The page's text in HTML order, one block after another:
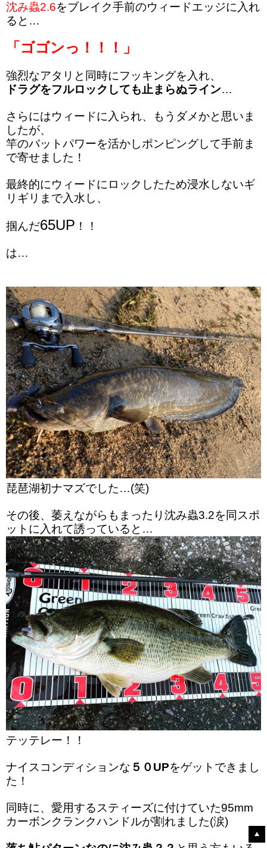
沈み蟲2.6をブレイク手前のウィードエッジに入れ
ると…
「ゴゴンっ！！！」
強烈なアタリと同時にフッキングを入れ、
ドラグをフルロックしても止まらぬライン…
さらにはウィードに入られ、もうダメかと思いま
したが、
竿のバットパワーを活かしポンピングして手前ま
で寄せました！
最終的にウィードにロックしたため浸水しないギ
リギリまで入水し、
掴んだ65UP ！！
は…
琵琶湖初ナマズでした…(笑)
その後、 萎えながらもまったり沈み蟲3.2を同スポ
ットに入れて誘っていると…
テッテレー！！
ナイスコンディションな ５０UPをゲットできまし
た！
同時に、愛用するスティーズに付けていた95mm
カーボンクランクハンドルが割れました(涙)